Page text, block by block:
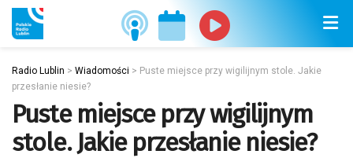
Radio Lublin > Wiadomości > Puste miejsce przy wigilijnym stole. Jakie
przesłanie niesie?
Puste miejsce przy wigilijnym
stole. Jakie przesłanie niesie?